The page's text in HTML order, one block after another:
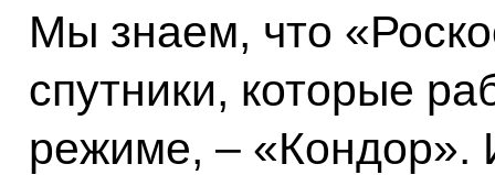
Мы знаем, что
спутники, которые
режиме, –